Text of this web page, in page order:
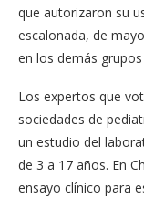
que autorizaron su
escalonada, de
en los demás
Los expertos que
sociedades de
un estudio del
de 3 a 17 años. En
ensayo clínico para